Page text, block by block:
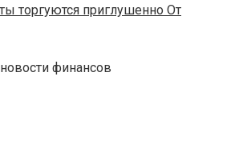
торгуются приглушенно От
финансов